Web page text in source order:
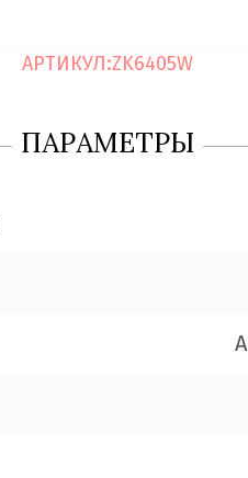
АРТИКУЛ:ZK6405W
ПАРАМЕТРЫ